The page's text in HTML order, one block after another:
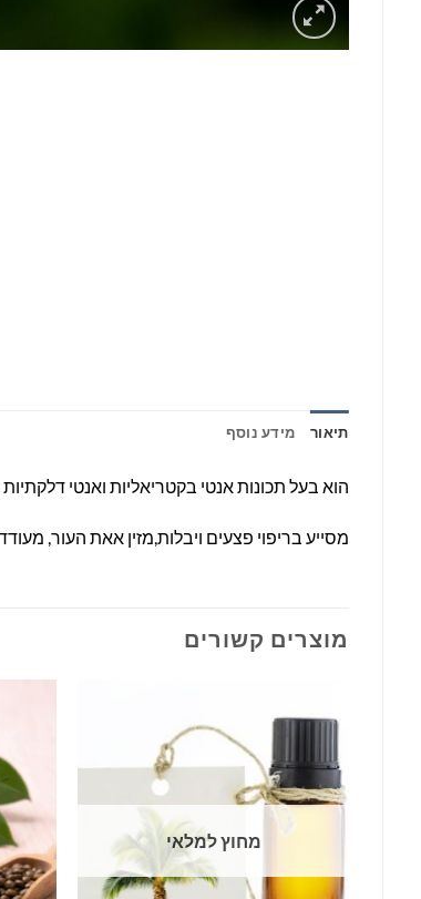
תיאור מידע נוסף
הוא בעל תכונות אנטי בקטריאליות ואנטי דלקתיות
מסייע בריפוי פצעים ויבלות,מזין אאת העור,
מוצרים קשורים
מחוץ למלאי